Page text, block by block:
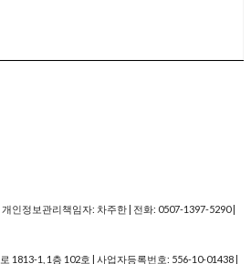
인정보관리책임자: 차주한 | 전화: 0507-1397-5290 |
1813-1, 1층 102호 | 사업자등록번호: 556-10-01438 |